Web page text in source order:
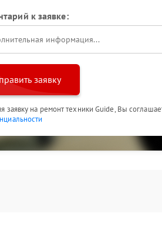
к заявке:
заявку
заявку на ремонт техники Guide, Вы